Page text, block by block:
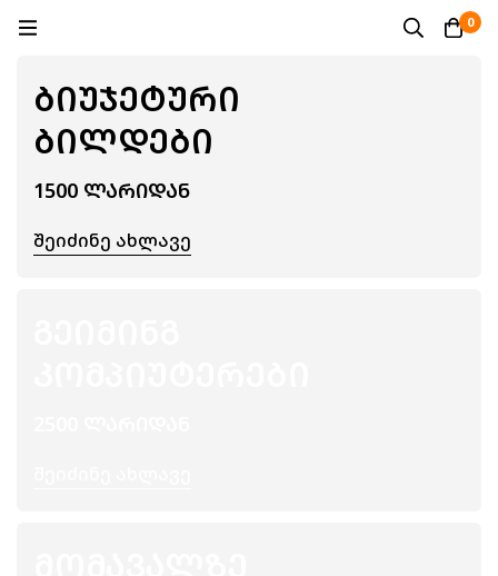
0
ᲑᲘᲣᲯᲔᲢᲣᲠᲘ
ᲑᲘᲚᲓᲔᲑᲘ
1500 ᲚᲐᲠᲘᲓᲐᲜ
Შეიძინე Ახლავე